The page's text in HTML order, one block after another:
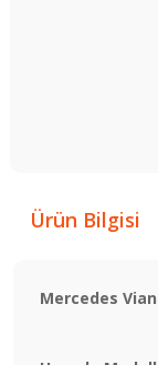
Ürün Bilgisi
Mercedes